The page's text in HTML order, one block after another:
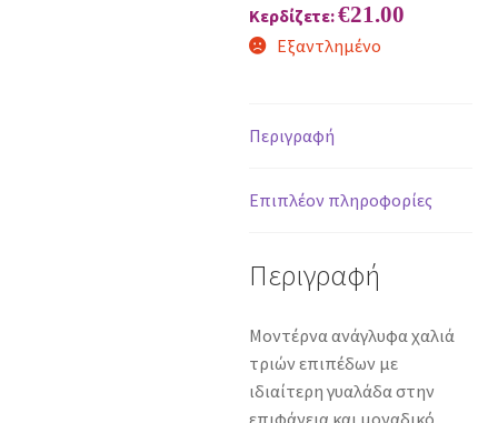
Κερδίζετε:€21.00
Εξαντλημένο
Περιγραφή
Επιπλέον πληροφορίες
Περιγραφή
Μοντέρνα ανάγλυφα χαλιά
τριών επιπέδων με
ιδιαίτερη γυαλάδα στην
επιφάνεια και μοναδικό